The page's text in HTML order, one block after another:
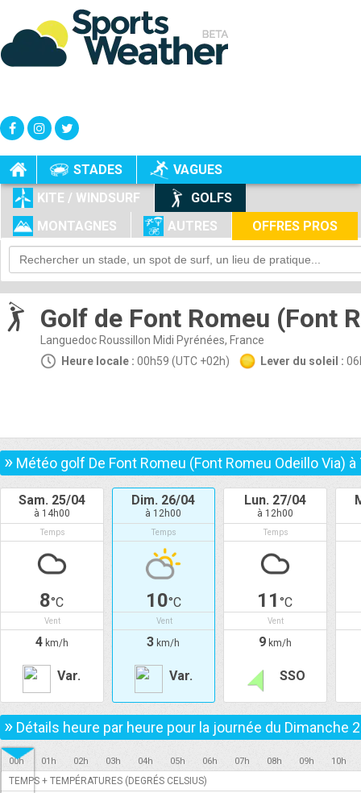
STADES
VAGUES
KITE / WINDSURF
GOLFS
MONTAGNES
AUTRES OFFRES PROS
+
-
Golf de Font Romeu (Font
Languedoc Roussillon Midi Pyrénées, France
Heure locale : 00h59 (UTC +02h) Lever du soleil :
» Météo golf De Font Romeu (Font Romeu Odeillo Via) à
Sam. 25/04
à 14h00
Temps
8°C
Vent
4km/h
Var.
Dim. 26/04
à 12h00
Temps
10°C
Vent
3 km/h
Var.
Lun. 27/04
à 12h00
Temps
11°C
Vent
9km/h
SSO
» Détails heure par heure pour la journée du Dimanche
00h 01h 02h 03h 04h 05h 06h 07h 08h 09h 10h
TEMPS + TEMPÉRATURES (DEGRÉS CELSIUS)